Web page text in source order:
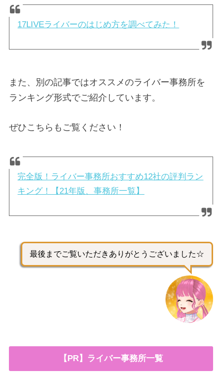
17LIVEライバーのはじめ方を調べてみた！
また、別の記事ではオススメのライバー事務所を
ランキング形式でご紹介しています。
ぜひこちらもご覧ください！
完全版！ライバー事務所おすすめ12社の評判ラン
キング！【21年版、事務所一覧】
最後までご覧いただきありがとうございました☆
【PR】ライバー事務所一覧